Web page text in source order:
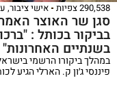
290,538 צפיות אישי ציבור,
סגן שר האוצר
בביקור בכותל :
בשנתיים האחרונות"
במהלך ביקורו הרשמי
פיננסי ג׳ון ק. הארלי הגיע